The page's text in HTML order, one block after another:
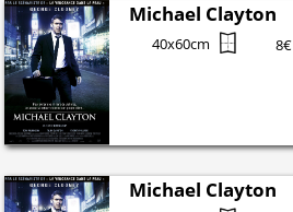
Michael Clayton
40x60cm 8€
Michael Clayton